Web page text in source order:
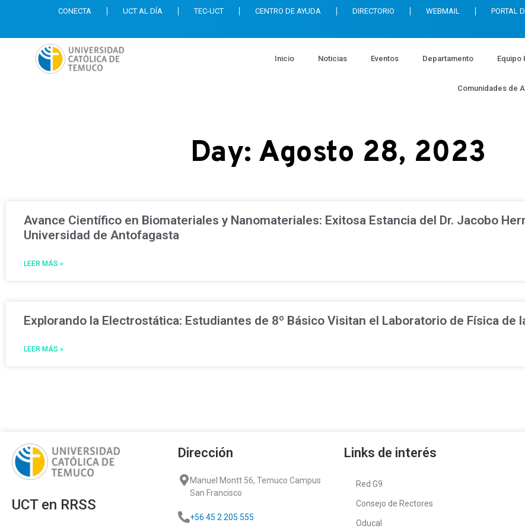
CONECTA UCT AL DÍA TEC-UCT CENTRO DE AYUDA DIRECTORIO WEBMAIL PORTAL
Inicio Noticias Eventos Departamento Equipo
Comunidades de
Day: Agosto 28, 2023
Avance Científico en Biomateriales y Nanomateriales: Exitosa Estancia del Dr. Jacobo
Universidad de Antofagasta
LEER MÁS »
Explorando la Electrostática: Estudiantes de 8º Básico Visitan el Laboratorio de Física de
LEER MÁS »
UCT en RRSS
Dirección
Manuel Montt 56, Temuco Campus
San Francisco
+56 45 2 205 555
Links de interés
Red G9
Consejo de Rectores
Oducal